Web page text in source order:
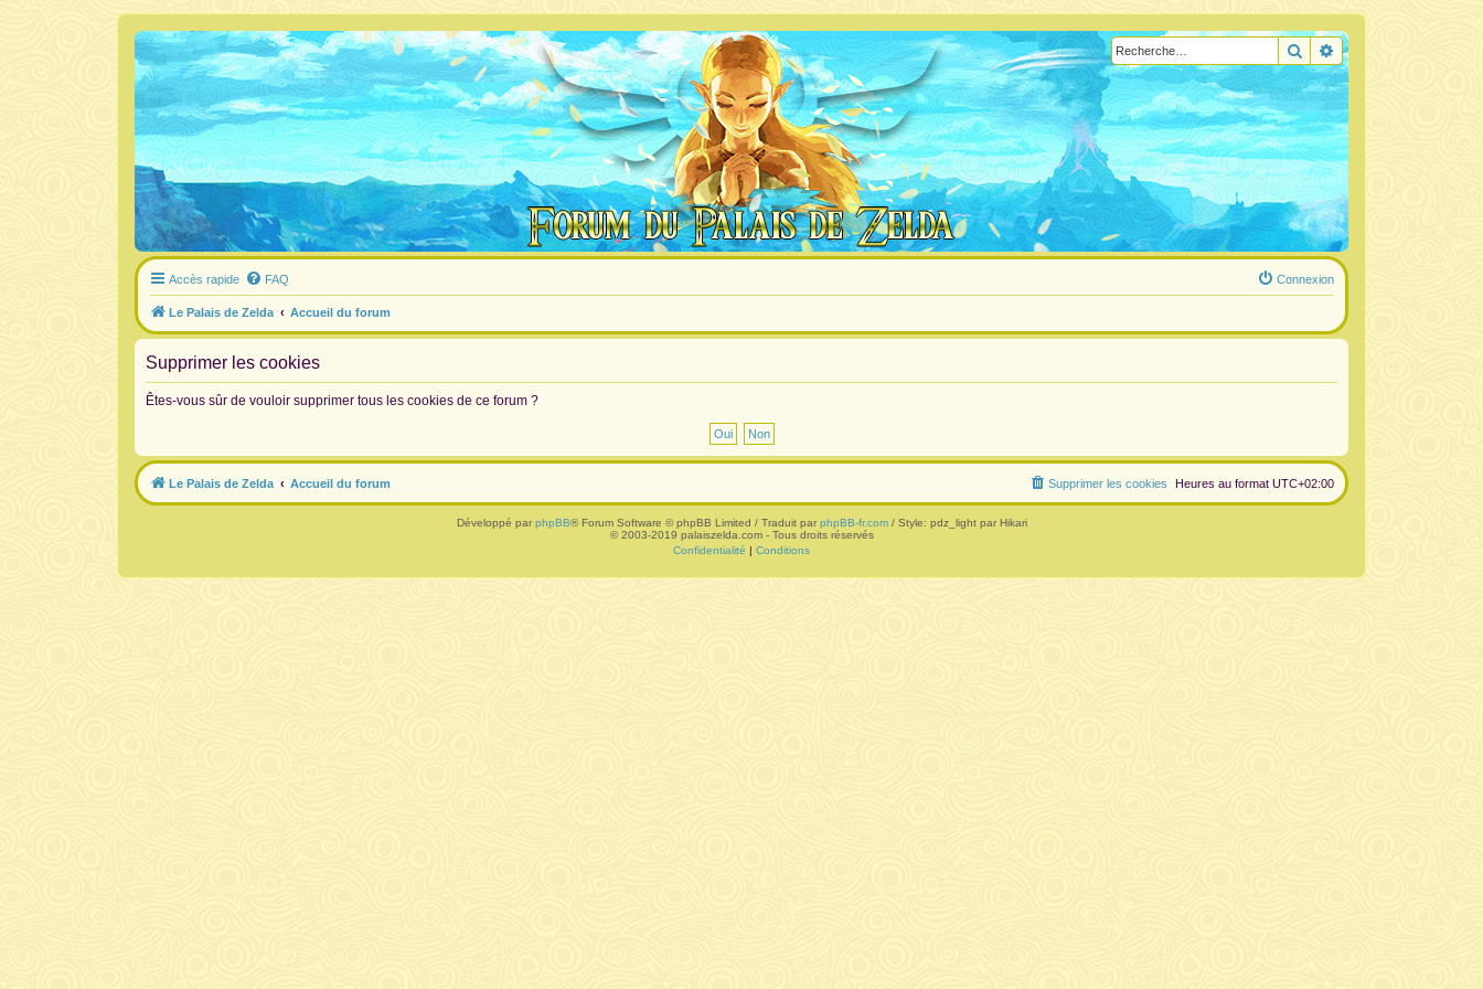
RechercherRecherche avancée
Accès rapide FAQ Connexion
Le Palais de Zelda Accueil du forum
Supprimer les cookies
Êtes-vous sûr de vouloir supprimer tous les cookies de ce forum ?
Le Palais de Zelda Accueil du forum Heures au format UTC+02:00
Supprimer les cookies
Développé par phpBB® Forum Software © phpBB Limited / Traduit par phpBB-fr.com/ Style: pdz_light par Hikari
© 2003-2019 palaiszelda.com - Tous droits réservés
Confidentialité | Conditions